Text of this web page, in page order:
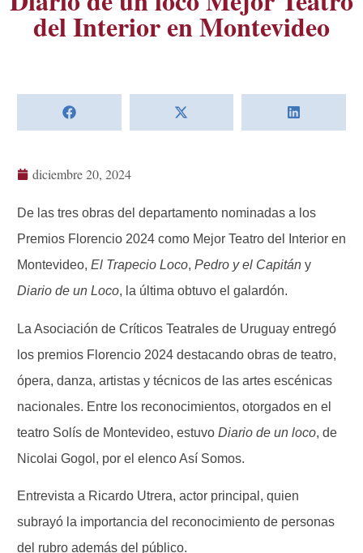
del Interior en Montevideo
diciembre 20, 2024
De las tres obras del departamento nominadas a los
Premios Florencio 2024 como Mejor Teatro del Interior en
Montevideo, El Trapecio Loco, Pedro y el Capitán y
Diario de un Loco, la última obtuvo el galardón.
La Asociación de Críticos Teatrales de Uruguay entregó
los premios Florencio 2024 destacando obras de teatro,
ópera, danza, artistas y técnicos de las artes escénicas
nacionales. Entre los reconocimientos, otorgados en el
teatro Solís de Montevideo, estuvo Diario de un loco, de
Nicolai Gogol, por el elenco Así Somos.
Entrevista a Ricardo Utrera, actor principal, quien
subrayó la importancia del reconocimiento de personas
del rubro además del público.